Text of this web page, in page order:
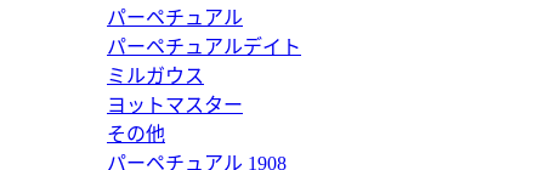
ー デイト 126610LV 【2020年新作】
ー 124060 【2020年新作】
パーペチュアル
パーペチュアルデイト
ミルガウス
ヨットマスター
その他
パーペチュアル 1908